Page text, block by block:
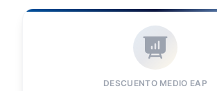
DESCUENTO MEDIO EAP